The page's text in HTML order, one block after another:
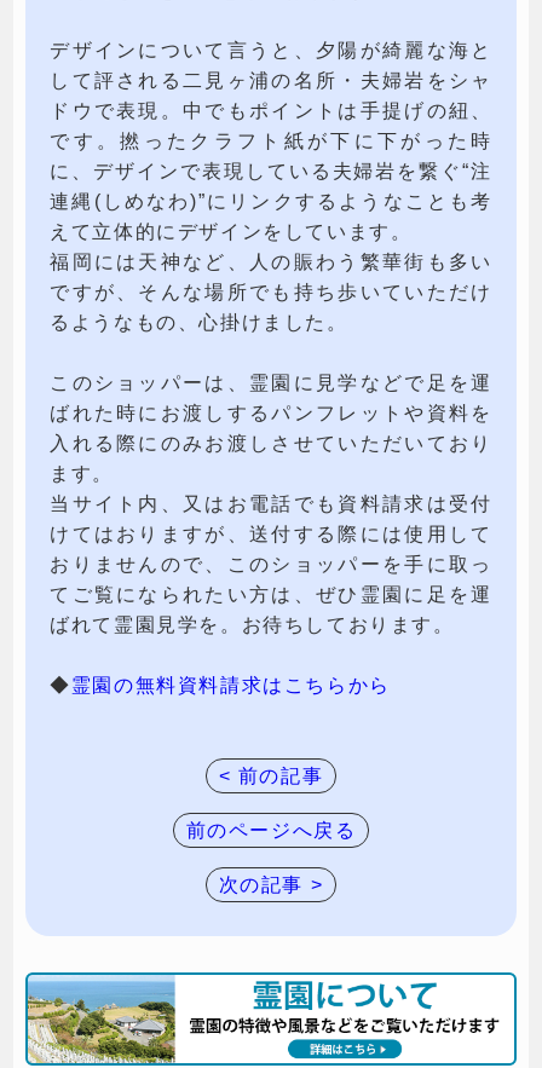
デザインについて言うと、夕陽が綺麗な海と
して評される二見ヶ浦の名所・夫婦岩をシャ
ドウで表現。中でもポイントは手提げの紐、
です。撚ったクラフト紙が下に下がった時
に、デザインで表現している夫婦岩を繋ぐ“注
連縄(しめなわ)”にリンクするようなことも考
えて立体的にデザインをしています。
福岡には天神など、人の賑わう繁華街も多い
ですが、そんな場所でも持ち歩いていただけ
るようなもの、心掛けました。
このショッパーは、霊園に見学などで足を運
ばれた時にお渡しするパンフレットや資料を
入れる際にのみお渡しさせていただいており
ます。
当サイト内、又はお電話でも資料請求は受付
けてはおりますが、送付する際には使用して
おりませんので、このショッパーを手に取っ
てご覧になられたい方は、ぜひ霊園に足を運
ばれて霊園見学を。お待ちしております。
◆霊園の無料資料請求はこちらから
< 前の記事
前のページへ戻る
次の記事 >